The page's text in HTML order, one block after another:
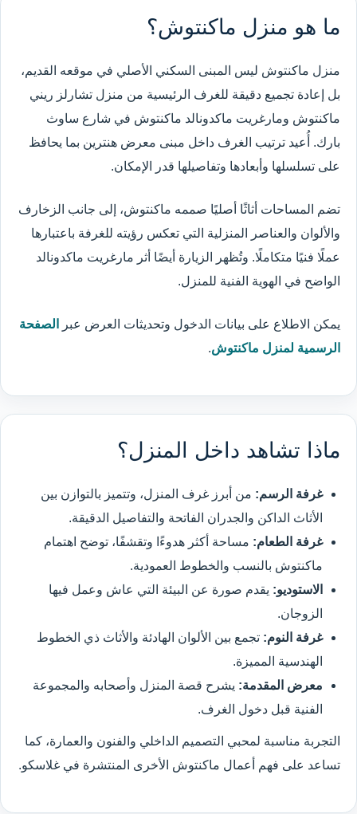
ما هو منزل ماكنتوش؟
منزل ماكنتوش ليس المبنى السكني الأصلي في موقعه القديم،
بل إعادة تجميع دقيقة للغرف الرئيسية من منزل تشارلز ريني
ماكنتوش ومارغريت ماكدونالد ماكنتوش في شارع ساوث
بارك. أُعيد ترتيب الغرف داخل مبنى معرض هنترين بما يحافظ
على تسلسلها وأبعادها وتفاصيلها قدر الإمكان.
تضم المساحات أثاثًا أصليًا صممه ماكنتوش، إلى جانب الزخارف
والألوان والعناصر المنزلية التي تعكس رؤيته للغرفة باعتبارها
عملًا فنيًا متكاملًا. وتُظهر الزيارة أيضًا أثر مارغريت ماكدونالد
الواضح في الهوية الفنية للمنزل.
يمكن الاطلاع على بيانات الدخول وتحديثات العرض عبر
الصفحة
الرسمية لمنزل ماكنتوش.
ماذا تشاهد داخل المنزل؟
غرفة الرسم: من أبرز غرف المنزل، وتتميز بالتوازن بين
الأثاث الداكن والجدران الفاتحة والتفاصيل الدقيقة.
غرفة الطعام: مساحة أكثر هدوءًا وتقشفًا، توضح اهتمام
ماكنتوش بالنسب والخطوط العمودية.
الاستوديو: يقدم صورة عن البيئة التي عاش وعمل فيها
الزوجان.
غرفة النوم: تجمع بين الألوان الهادئة والأثاث ذي الخطوط
الهندسية المميزة.
معرض المقدمة: يشرح قصة المنزل وأصحابه والمجموعة
الفنية قبل دخول الغرف.
التجربة مناسبة لمحبي التصميم الداخلي والفنون والعمارة، كما
تساعد على فهم أعمال ماكنتوش الأخرى المنتشرة في غلاسكو.